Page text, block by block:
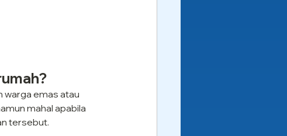
warga emas atau
mahal apabila
tersebut.